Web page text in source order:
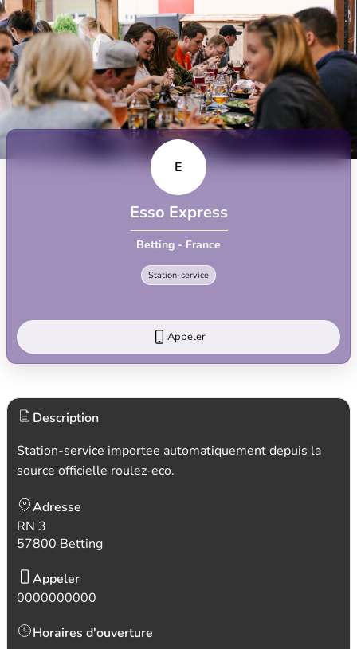
E
Esso Express
Betting - France
Station-service
Appeler
Description
Station-service importee automatiquement depuis la
source officielle roulez-eco.
Adresse
RN 3
57800 Betting
Appeler
0000000000
Horaires d'ouverture